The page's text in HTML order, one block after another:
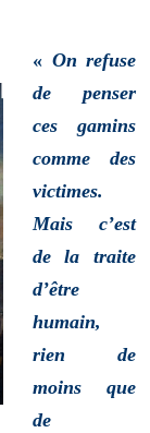
« On refuse
de penser
ces gamins
comme des
victimes.
Mais c’est
de la traite
d’être
humain,
rien de
moins que
de